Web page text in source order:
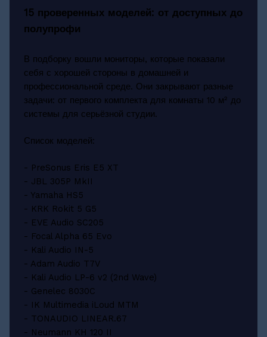
15 проверенных моделей: от доступных до
полупрофи
В подборку вошли мониторы, которые показали
себя с хорошей стороны в домашней и
профессиональной среде. Они закрывают разные
задачи: от первого комплекта для комнаты 10 м² до
системы для серьёзной студии.
Список моделей:
- PreSonus Eris E5 XT
- JBL 305P MkII
- Yamaha HS5
- KRK Rokit 5 G5
- EVE Audio SC205
- Focal Alpha 65 Evo
- Kali Audio IN-5
- Adam Audio T7V
- Kali Audio LP-6 v2 (2nd Wave)
- Genelec 8030C
- IK Multimedia iLoud MTM
- TONAUDIO LINEAR.67
- Neumann KH 120 II